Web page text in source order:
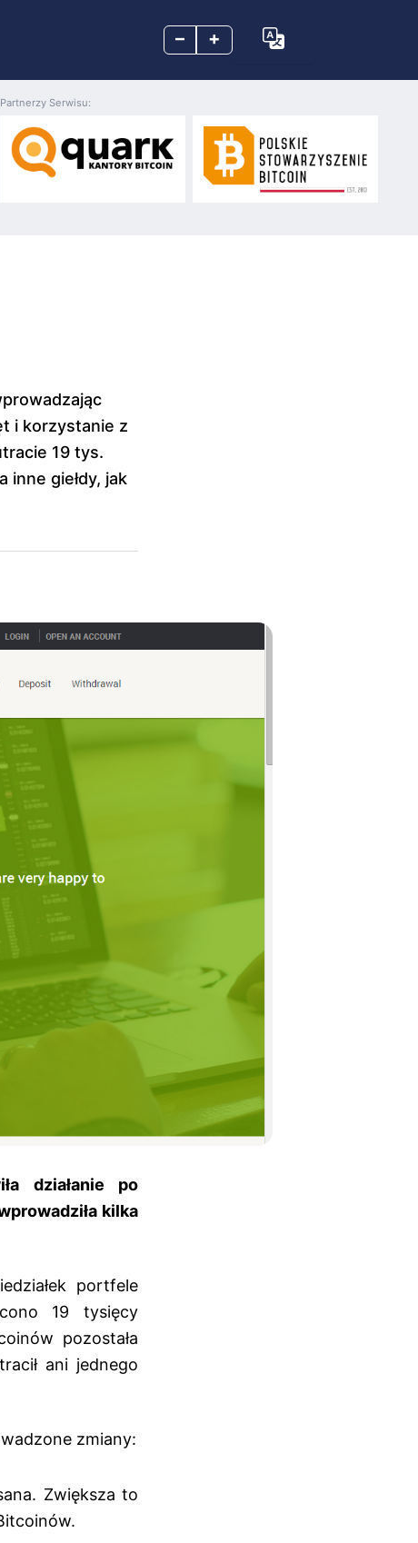
– +
Partnerzy Serwisu:
i korzystanie z
19 tys.
inne giełdy, jak
działanie po
kilka
portfele
19 tysięcy
pozostała
ani jednego
zmiany:
Zwiększa to